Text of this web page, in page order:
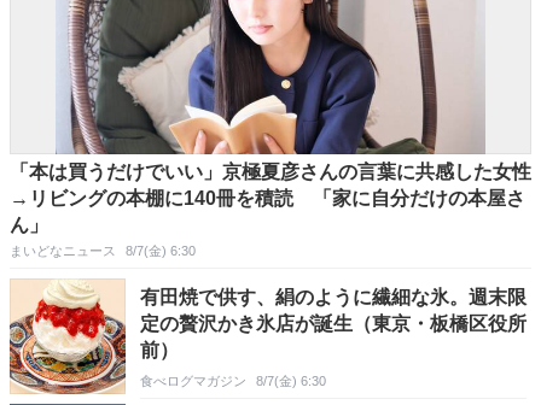
「本は買うだけでいい」京極夏彦さんの言葉に共感した女性
→リビングの本棚に140冊を積読 「家に自分だけの本屋さ
ん」
まいどなニュース 8/7(金) 6:30
有田焼で供す、絹のように繊細な氷。週末限
定の贅沢かき氷店が誕生（東京・板橋区役所
前）
食べログマガジン 8/7(金) 6:30